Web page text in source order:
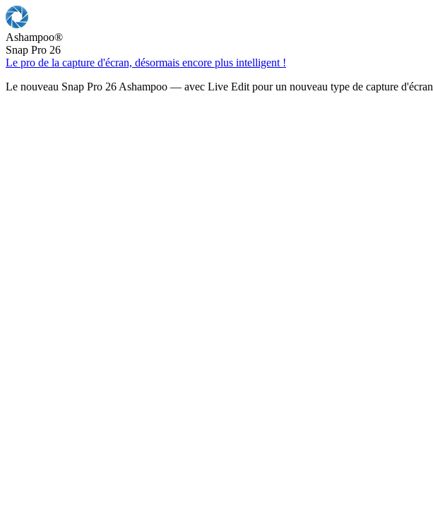
Ashampoo®
Snap Pro 26
Le pro de la capture d'écran, désormais encore plus intelligent !
Le nouveau Snap Pro 26 Ashampoo — avec Live Edit pour un nouveau type de capture d'écran